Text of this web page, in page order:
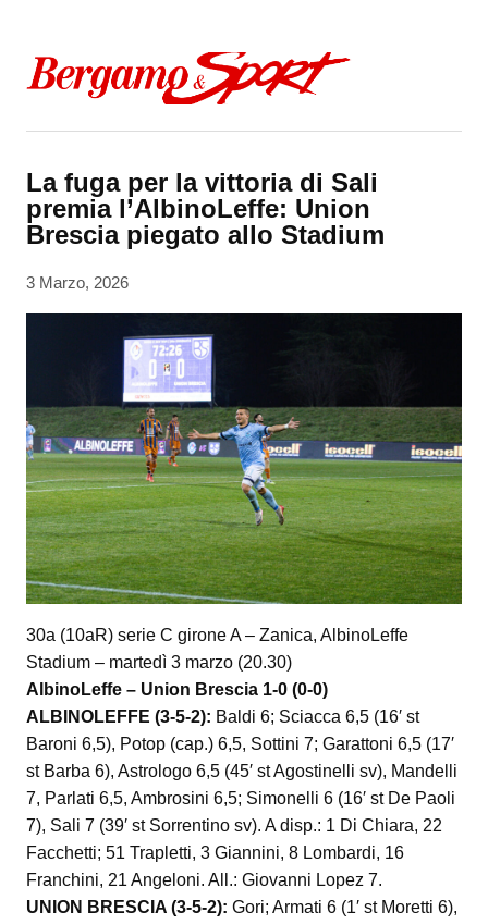
La fuga per la vittoria di Sali
premia l’AlbinoLeffe: Union
Brescia piegato allo Stadium
3 Marzo, 2026
30a (10aR) serie C girone A – Zanica, AlbinoLeffe
Stadium – martedì 3 marzo (20.30)
AlbinoLeffe – Union Brescia 1-0 (0-0)
ALBINOLEFFE (3-5-2): Baldi 6; Sciacca 6,5 (16′ st
Baroni 6,5), Potop (cap.) 6,5, Sottini 7; Garattoni 6,5 (17′
st Barba 6), Astrologo 6,5 (45′ st Agostinelli sv), Mandelli
7, Parlati 6,5, Ambrosini 6,5; Simonelli 6 (16′ st De Paoli
7), Sali 7 (39′ st Sorrentino sv). A disp.: 1 Di Chiara, 22
Facchetti; 51 Trapletti, 3 Giannini, 8 Lombardi, 16
Franchini, 21 Angeloni. All.: Giovanni Lopez 7.
UNION BRESCIA (3-5-2): Gori; Armati 6 (1′ st Moretti 6),